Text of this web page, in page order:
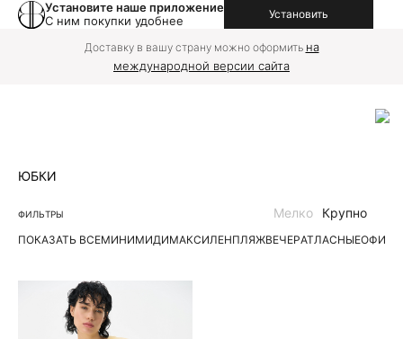
Установите наше приложение
С ним покупки удобнее
Установить
Доставку в вашу страну можно оформить на
международной версии сайта
ЮБКИ
ФИЛЬТРЫ
ПОКАЗАТЬ ВСЕМИНИМИДИМАКСИЛЕНПЛЯЖВЕЧЕРАТЛАСНЫЕОФИС
Мелко Крупно